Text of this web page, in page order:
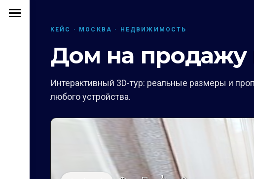
КЕЙС · МОСКВА · НЕДВИЖИМОСТЬ
Дом на продажу
Интерактивный 3D-тур: реальные размеры и
любого устройства.